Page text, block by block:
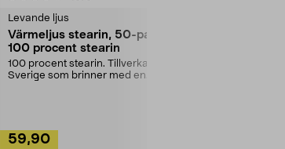
Levande ljus
Värmeljus stearin, 50-pack,
100 procent stearin
100 procent stearin. Tillverkade i
Sverige som brinner med en
59,90